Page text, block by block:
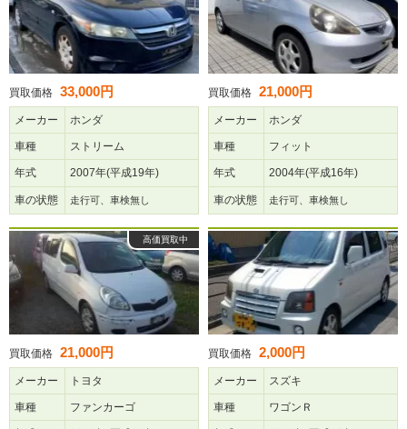
買取価格 33,000円
メーカー ホンダ
車種 ストリーム
年式 2007年(平成19年)
車の状態 走行可、車検無し
買取価格 21,000円
メーカー ホンダ
車種 フィット
年式 2004年(平成16年)
車の状態 走行可、車検無し
高価買取中
買取価格 21,000円
メーカー トヨタ
車種 ファンカーゴ
買取価格 2,000円
メーカー スズキ
車種 ワゴンＲ